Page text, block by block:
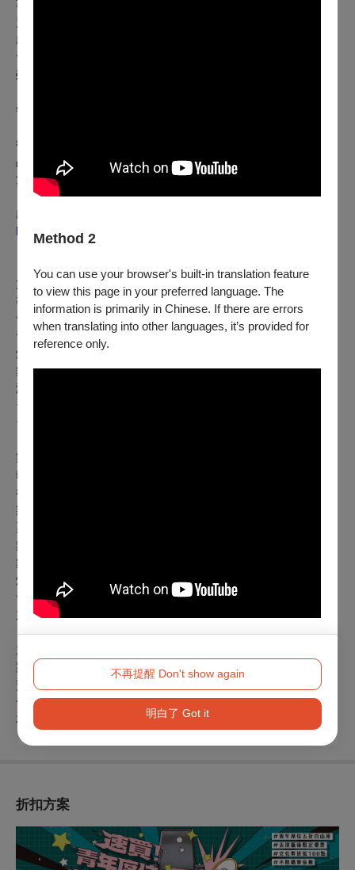
Method 2
You can use your browser's built-in translation feature
to view this page in your preferred language. The
information is primarily in Chinese. If there are errors
when translating into other languages, it’s provided for
reference only.
不再提醒 Don't show again
明白了 Got it
事環境劇、詩劇、多媒材劇場，探索全球化影響下該世代的性
劇展策畫等各種創作型態推出製作，近年多部作品聚焦於「聲
音劇場」與「技術劇場」的美學實踐。2017年以《諸神黃昏》
榮獲世界劇場設計展WSD「聲音設計」金獎殊榮。2019年以
年入選國藝會Taiwan Top 演藝團隊。
從小型前衛創作、策展行動、非制式劇場空間演出的跨域作
品，到中、大型劇場製作，再拒劇團持續尋找如何在抵拒去政
治性且失語的後現代美學中，開展新的劇場美學語彙。
劇團官網：
https://againstagain.com/
文本：別役實
導演：陳雅柔
音樂設計暨現場演出：李世揚
音效設計：黃思農
燈光設計：劉柏欣
舞台設計：廖音喬
演出人員：王肇陽、林文尹、林唐聿、潘韋勲
台語指導：林金城
台語翻譯：黃郁盛
製作人：羅尹如
執行製作：吳盈潔
行銷顧問：劉又菱
製作助理：陳柏毓
票務：莊郁芳
舞台監督：孫唯真
舞台技術指導：周冠志
燈光技術指導：葉秀斌
音響技術統籌：陳宇謙
主視覺設計：陳瑞秋
主辦單位：再拒劇團（
案」補助
贊助單位：文化部、
合作夥伴：nozzle quiz®
本演出獲
「文化部國家語言整體發展方案支持」
折扣方案